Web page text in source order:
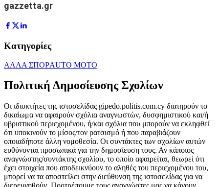
gazzetta.gr
Κατηγορίες
ΑΛΛΑ ΣΠΟΡAUTO MOTO
Πολιτική Δημοσίευσης Σχολίων
Οι ιδιοκτήτες της ιστοσελίδας gipedo.politis.com.cy διατηρούν το
δικαίωμα να αφαιρούν σχόλια αναγνωστών, δυσφημιστικού και/ή
υβριστικού περιεχομένου, ή/και σχόλια που μπορούν να εκληφθεί
ότι υποκινούν το μίσος/τον ρατσισμό ή που παραβιάζουν
οποιαδήποτε άλλη νομοθεσία. Οι συντάκτες των σχολίων αυτών
ευθύνονται προσωπικά για την δημοσίευση τους. Αν κάποιος
αναγνώστης/συντάκτης σχολίου, το οποίο αφαιρείται, θεωρεί ότι
έχει στοιχεία που αποδεικνύουν το αληθές του περιεχομένου του,
μπορεί να τα αποστείλει στην διεύθυνση της ιστοσελίδας για να